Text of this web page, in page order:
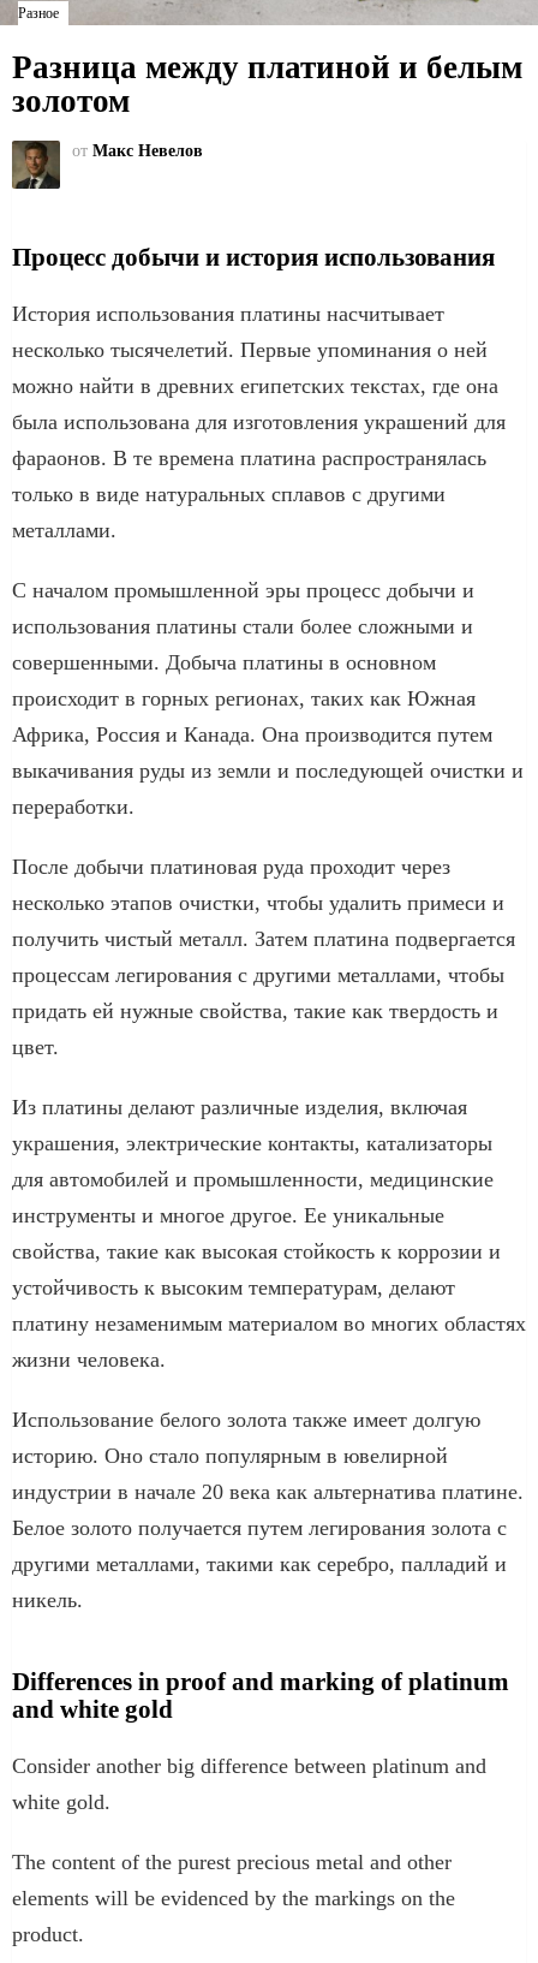
Разное
Разница между платиной и белым
золотом
от Макс Невелов
Процесс добычи и история использования
История использования платины насчитывает
несколько тысячелетий. Первые упоминания о ней
можно найти в древних египетских текстах, где она
была использована для изготовления украшений для
фараонов. В те времена платина распространялась
только в виде натуральных сплавов с другими
металлами.
С началом промышленной эры процесс добычи и
использования платины стали более сложными и
совершенными. Добыча платины в основном
происходит в горных регионах, таких как Южная
Африка, Россия и Канада. Она производится путем
выкачивания руды из земли и последующей очистки и
переработки.
После добычи платиновая руда проходит через
несколько этапов очистки, чтобы удалить примеси и
получить чистый металл. Затем платина подвергается
процессам легирования с другими металлами, чтобы
придать ей нужные свойства, такие как твердость и
цвет.
Из платины делают различные изделия, включая
украшения, электрические контакты, катализаторы
для автомобилей и промышленности, медицинские
инструменты и многое другое. Ее уникальные
свойства, такие как высокая стойкость к коррозии и
устойчивость к высоким температурам, делают
платину незаменимым материалом во многих областях
жизни человека.
Использование белого золота также имеет долгую
историю. Оно стало популярным в ювелирной
индустрии в начале 20 века как альтернатива платине.
Белое золото получается путем легирования золота с
другими металлами, такими как серебро, палладий и
никель.
Differences in proof and marking of platinum
and white gold
Consider another big difference between platinum and
white gold.
The content of the purest precious metal and other
elements will be evidenced by the markings on the
product.